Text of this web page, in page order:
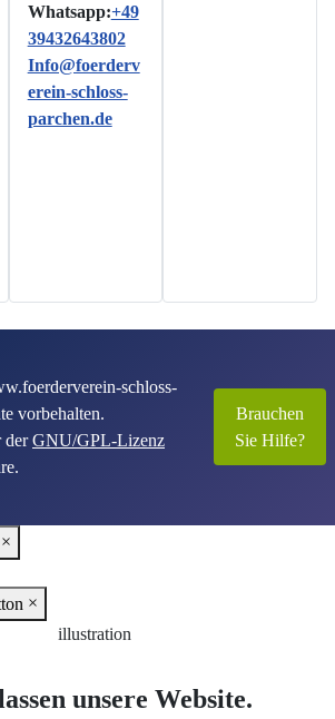
Whatsapp:+49
39432643802
Info@foerderv
erein-schloss-
parchen.de
schloss-
vorbehalten.
derGNU/GPL-Lizenz
Brauchen
Sie Hilfe?
×
×
unsere Website.